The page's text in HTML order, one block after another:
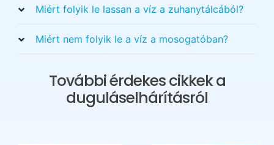
Miért folyik le lassan a víz a zuhanytálcából?
Miért nem folyik le a víz a mosogatóban?
További érdekes cikkek a
duguláselhárításról